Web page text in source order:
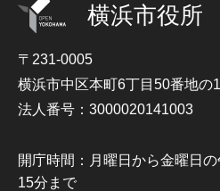
横浜市役所
〒231-0005
横浜市中区本町6丁目50番地の
法人番号：3000020141003
開庁時間：月曜日から金曜日
15分まで